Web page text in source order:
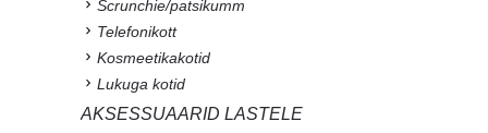
Scrunchie/patsikumm
Telefonikott
Kosmeetikakotid
Lukuga kotid
AKSESSUAARID LASTELE